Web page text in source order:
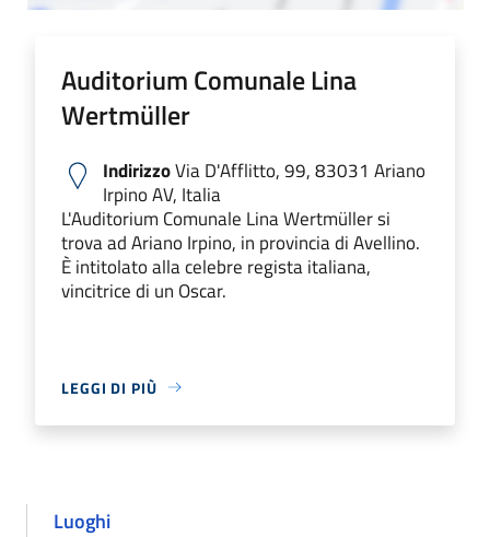
Auditorium Comunale Lina
Wertmüller
IndirizzoVia D'Afflitto, 99, 83031 Ariano
Irpino AV, Italia
L'Auditorium Comunale Lina Wertmüller si
trova ad Ariano Irpino, in provincia di Avellino.
È intitolato alla celebre regista italiana,
vincitrice di un Oscar.
LEGGI DI PIÙ
Luoghi